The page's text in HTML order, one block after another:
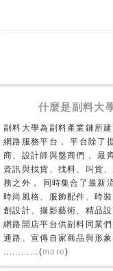
什麼是副料大
副料大學為副料產業鏈所
網路服務平台， 平台除了
商、設計師與盤商們， 最
資訊與找貨、找料、叫貨
務之外， 同時集合了最新
時尚風格、服飾配件、時
創設計、攝影藝術、精品設
網路開店平台供副料同業
通路、宣傳自家商品與形象
............(more)